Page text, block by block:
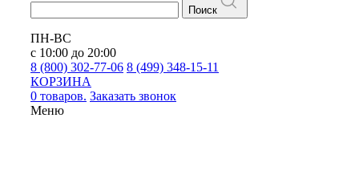
Поиск
ПН-ВС
с 10:00 до 20:00
8 (800) 302-77-06 8 (499) 348-15-11
КОРЗИНА
0 товаров. Заказать звонок
Меню